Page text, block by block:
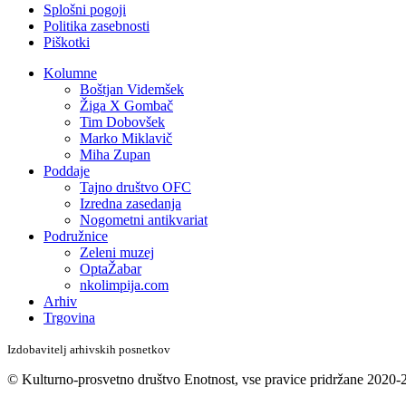
Splošni pogoji
Politika zasebnosti
Piškotki
Kolumne
Boštjan Videmšek
Žiga X Gombač
Tim Dobovšek
Marko Miklavič
Miha Zupan
Poddaje
Tajno društvo OFC
Izredna zasedanja
Nogometni antikvariat
Podružnice
Zeleni muzej
OptaŽabar
nkolimpija.com
Arhiv
Trgovina
Izdobavitelj arhivskih posnetkov
© Kulturno-prosvetno društvo Enotnost, vse pravice pridržane 2020-